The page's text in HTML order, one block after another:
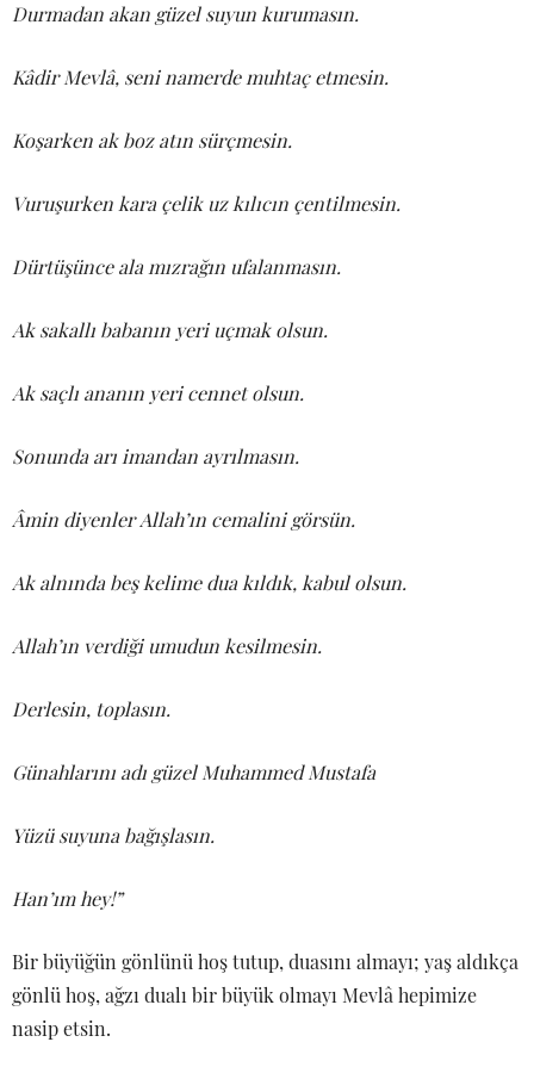
Durmadan akan güzel suyun kurumasın.
Kâdir Mevlâ, seni namerde muhtaç etmesin.
Koşarken ak boz atın sürçmesin.
Vuruşurken kara çelik uz kılıcın çentilmesin.
Dürtüşünce ala mızrağın ufalanmasın.
Ak sakallı babanın yeri uçmak olsun.
Ak saçlı ananın yeri cennet olsun.
Sonunda arı imandan ayrılmasın.
Âmin diyenler Allah’ın cemalini görsün.
Ak alnında beş kelime dua kıldık, kabul olsun.
Allah’ın verdiği umudun kesilmesin.
Derlesin, toplasın.
Günahlarını adı güzel Muhammed Mustafa
Yüzü suyuna bağışlasın.
Han’ım hey!”
Bir büyüğün gönlünü hoş tutup, duasını almayı; yaş aldıkça
gönlü hoş, ağzı dualı bir büyük olmayı Mevlâ hepimize
nasip etsin.